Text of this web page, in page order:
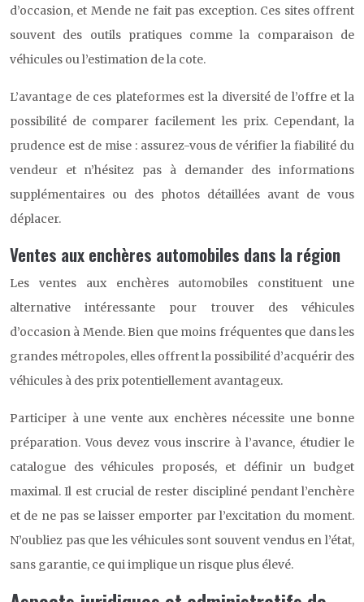
d’occasion, et Mende ne fait pas exception. Ces sites offrent
souvent des outils pratiques comme la comparaison de
véhicules ou l’estimation de la cote.
L’avantage de ces plateformes est la diversité de l’offre et la
possibilité de comparer facilement les prix. Cependant, la
prudence est de mise : assurez-vous de vérifier la fiabilité du
vendeur et n’hésitez pas à demander des informations
supplémentaires ou des photos détaillées avant de vous
déplacer.
Ventes aux enchères automobiles dans la région
Les ventes aux enchères automobiles constituent une
alternative intéressante pour trouver des véhicules
d’occasion à Mende. Bien que moins fréquentes que dans les
grandes métropoles, elles offrent la possibilité d’acquérir des
véhicules à des prix potentiellement avantageux.
Participer à une vente aux enchères nécessite une bonne
préparation. Vous devez vous inscrire à l’avance, étudier le
catalogue des véhicules proposés, et définir un budget
maximal. Il est crucial de rester discipliné pendant l’enchère
et de ne pas se laisser emporter par l’excitation du moment.
N’oubliez pas que les véhicules sont souvent vendus en l’état,
sans garantie, ce qui implique un risque plus élevé.